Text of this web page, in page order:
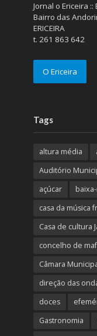
Jornal o Ericeira ::
Bairro das
ERICEIRA
t. 261 863 642
O Ericeira
Tags
altura média
Auditório
açúcar
casa da música
Casa de cultura
concelho de
Câmara
direção das
doces
Gastronomia